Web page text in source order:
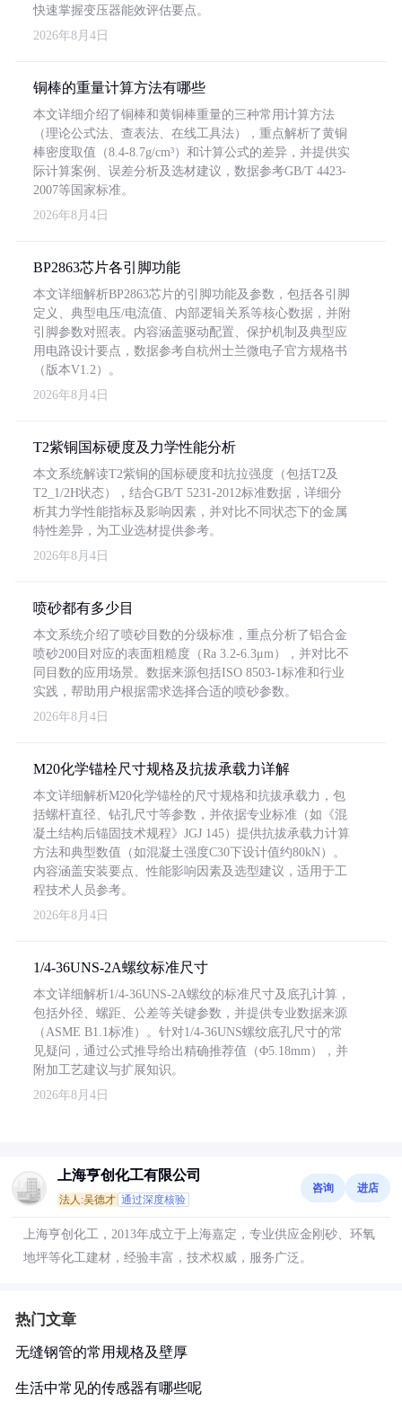
快速掌握变压器能效评估要点。
2026年8月4日
铜棒的重量计算方法有哪些
本文详细介绍了铜棒和黄铜棒重量的三种常用计算方法
（理论公式法、查表法、在线工具法），重点解析了黄铜
棒密度取值（8.4-8.7g/cm³）和计算公式的差异，并提供实
际计算案例、误差分析及选材建议，数据参考GB/T 4423-
2007等国家标准。
2026年8月4日
BP2863芯片各引脚功能
本文详细解析BP2863芯片的引脚功能及参数，包括各引脚
定义、典型电压/电流值、内部逻辑关系等核心数据，并附
引脚参数对照表。内容涵盖驱动配置、保护机制及典型应
用电路设计要点，数据参考自杭州士兰微电子官方规格书
（版本V1.2）。
2026年8月4日
T2紫铜国标硬度及力学性能分析
本文系统解读T2紫铜的国标硬度和抗拉强度（包括T2及
T2_1/2H状态），结合GB/T 5231-2012标准数据，详细分
析其力学性能指标及影响因素，并对比不同状态下的金属
特性差异，为工业选材提供参考。
2026年8月4日
喷砂都有多少目
本文系统介绍了喷砂目数的分级标准，重点分析了铝合金
喷砂200目对应的表面粗糙度（Ra 3.2-6.3μm），并对比不
同目数的应用场景。数据来源包括ISO 8503-1标准和行业
实践，帮助用户根据需求选择合适的喷砂参数。
2026年8月4日
M20化学锚栓尺寸规格及抗拔承载力详解
本文详细解析M20化学锚栓的尺寸规格和抗拔承载力，包
括螺杆直径、钻孔尺寸等参数，并依据专业标准（如《混
凝土结构后锚固技术规程》JGJ 145）提供抗拔承载力计算
方法和典型数值（如混凝土强度C30下设计值约80kN）。
内容涵盖安装要点、性能影响因素及选型建议，适用于工
程技术人员参考。
2026年8月4日
1/4-36UNS-2A螺纹标准尺寸
本文详细解析1/4-36UNS-2A螺纹的标准尺寸及底孔计算，
包括外径、螺距、公差等关键参数，并提供专业数据来源
（ASME B1.1标准）。针对1/4-36UNS螺纹底孔尺寸的常
见疑问，通过公式推导给出精确推荐值（Φ5.18mm），并
附加工艺建议与扩展知识。
2026年8月4日
上海亨创化工有限公司
法人:吴德才 通过深度核验
咨询 进店
上海亨创化工，2013年成立于上海嘉定，专业供应金刚砂、环氧
地坪等化工建材，经验丰富，技术权威，服务广泛。
热门文章
无缝钢管的常用规格及壁厚
生活中常见的传感器有哪些呢